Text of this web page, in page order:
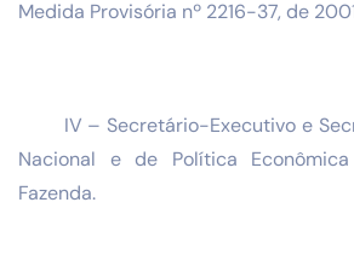
Medida Provisória nº 2216-37, de
IV – Secretário-Executivo e
Nacional e de Política
Fazenda.